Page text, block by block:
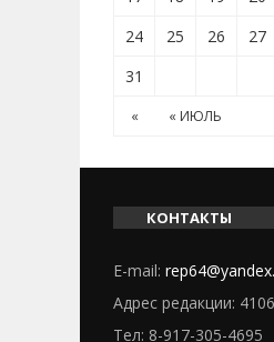
24
25 26 27
31
« « ИЮЛЬ
КОНТАКТЫ
E-mail:
Адрес редакции:
Тел: 8-917-305-4695